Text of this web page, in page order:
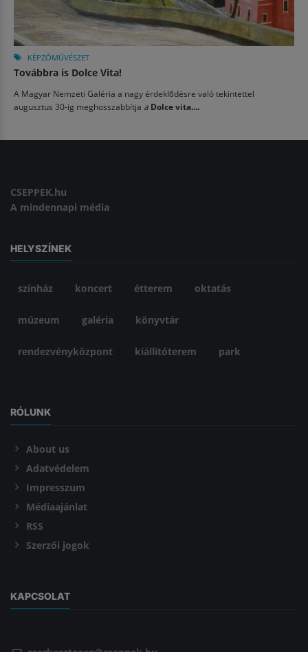
KÉPZŐMŰVÉSZET
Továbbra is Dolce Vita!
A Magyar Nemzeti Galéria a nagy érdeklődésre való tekintettel
augusztus 30-ig meghosszabbítja a Dolce vita....
CSEPPEK.hu
A mindennapi média
HELYSZÍNEK
színház koncert étterem oktatás
múzeum galéria könyvtár
rendezvényközpont kiállítóterem park
RÓLUNK
About us
Adatvédelem
Impresszum
Médiaajánlat
RSS
Szerzői jogok
KAPCSOLAT